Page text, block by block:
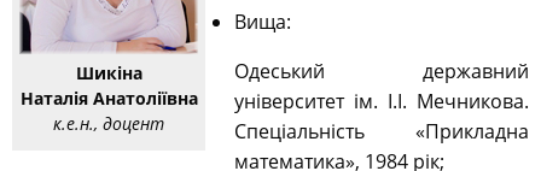
Шикіна
Наталія Анатоліївна
к.е.н., доцент
Вища:
Одеський державний
університет ім. І.І. Мечникова.
Спеціальність «Прикладна
математика», 1984 рік;